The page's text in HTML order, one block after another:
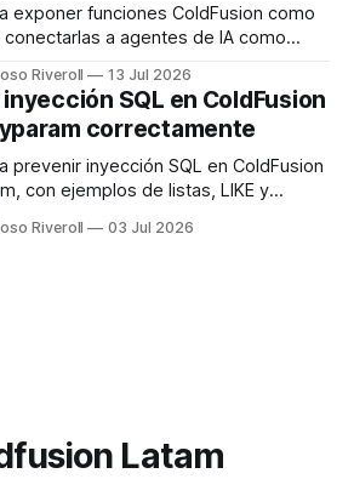
exponer funciones ColdFusion como
a agentes de IA como
Riveroll 13 Jul 2026
SQL en ColdFusion
correctamente
prevenir inyección SQL en ColdFusion
con ejemplos de listas, LIKE y
Riveroll 03 Jul 2026
Latam